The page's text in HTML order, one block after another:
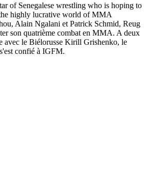
of Senegalese wrestling who is hoping to
highly lucrative world of MMA
Alain Ngalani et Patrick Schmid, Reug
son quatrième combat en MMA. A deux
avec le Biélorusse Kirill Grishenko, le
confié à IGFM.